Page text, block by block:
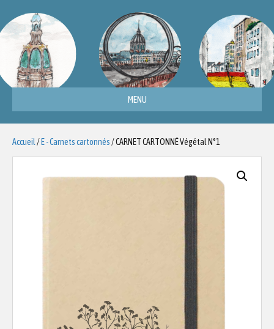
MENU
Accueil / E - Carnets cartonnés / CARNET CARTONNÉ Végétal N°1